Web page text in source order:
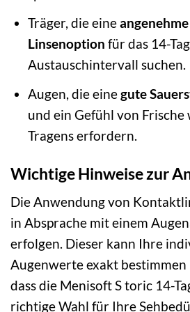
Träger, die eine
Linsenoption für das 14-
Austauschintervall suchen.
Augen, die einegute
und ein Gefühl von Frische
Tragens erfordern.
Wichtige Hinweise zur
Die Anwendung von
in Absprache mit einem
erfolgen. Dieser kann Ihre
Augenwerte exakt
dass die Menisoft S toric 14-
richtige Wahl für Ihre